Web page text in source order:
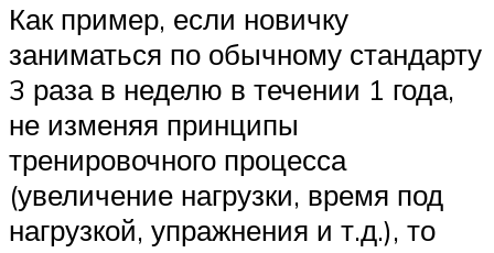
Как пример, если новичку
заниматься по обычному стандарту
3 раза в неделю в течении 1 года,
не изменяя принципы
тренировочного процесса
(увеличение нагрузки, время под
нагрузкой, упражнения и т.д.), то